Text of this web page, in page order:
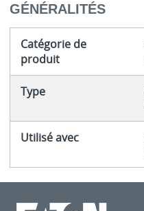
GÉNÉRALITÉS
Catégorie de
produit
Type
Utilisé avec